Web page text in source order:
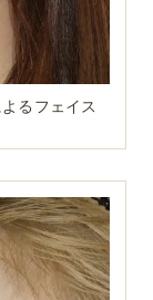
るフェイス